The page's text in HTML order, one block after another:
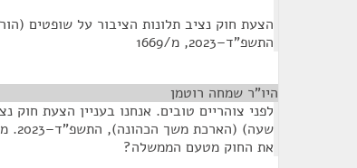
הצעת חוק נציב תלונות הציבור על שופטים
התשפ"ד–2023, מ/1669
היו"ר שמחה רוטמן
לפני צוהריים טובים. אנחנו בעניין הצעת חוק
את החוק מטעם הממשלה?